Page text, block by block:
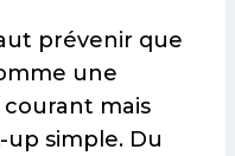
prévenir que
une
courant mais
simple. Du